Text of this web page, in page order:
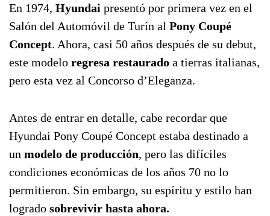
En 1974, Hyundai presentó por primera vez en el
Salón del Automóvil de Turín al Pony Coupé
Concept. Ahora, casi 50 años después de su debut,
este modelo regresa restaurado a tierras italianas,
pero esta vez al Concorso d’Eleganza.
Antes de entrar en detalle, cabe recordar que
Hyundai Pony Coupé Concept estaba destinado a
un modelo de producción, pero las difíciles
condiciones económicas de los años 70 no lo
permitieron. Sin embargo, su espíritu y estilo han
logrado sobrevivir hasta ahora.